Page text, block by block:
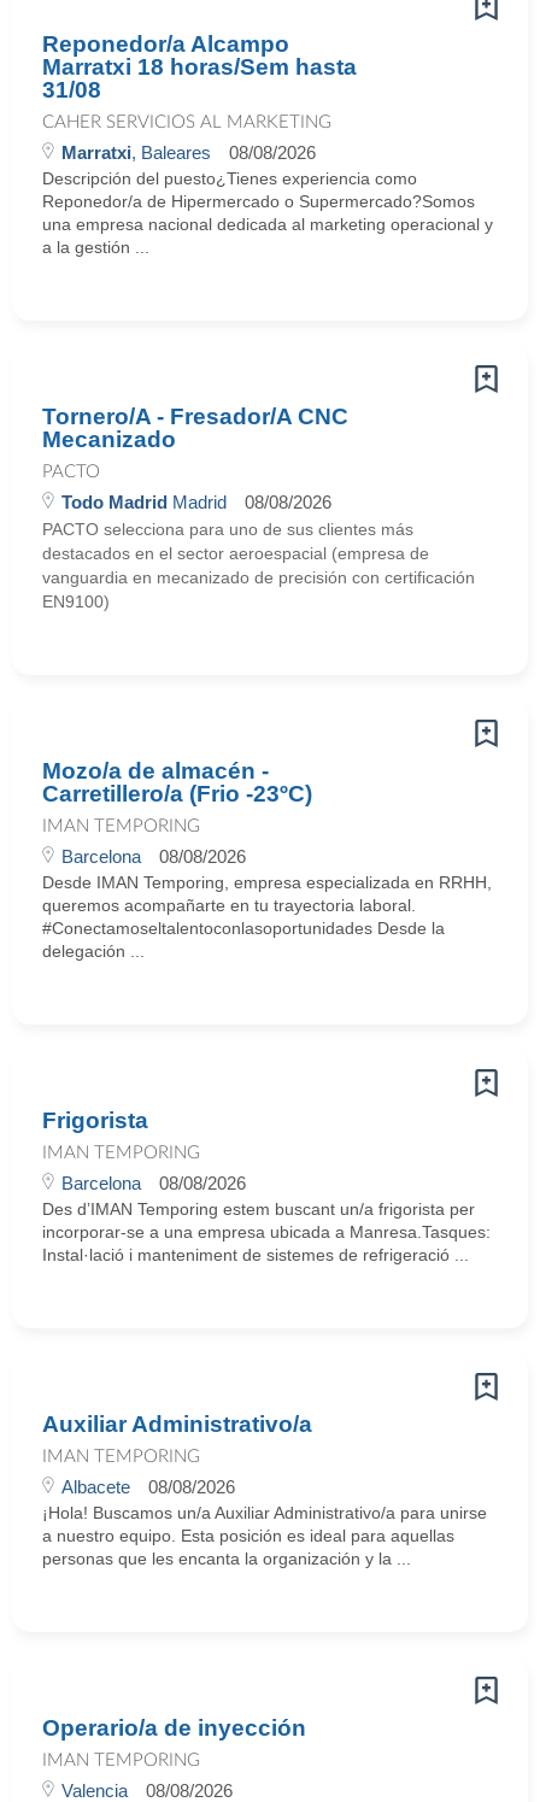
Reponedor/a Alcampo
Marratxi 18 horas/Sem hasta
31/08
CAHER SERVICIOS AL MARKETING
Marratxi, Baleares 08/08/2026
Descripción del puesto¿Tienes experiencia como
Reponedor/a de Hipermercado o Supermercado?Somos
una empresa nacional dedicada al marketing operacional y
a la gestión ...
Tornero/A - Fresador/A CNC
Mecanizado
PACTO
Todo Madrid Madrid 08/08/2026
PACTO selecciona para uno de sus clientes más
destacados en el sector aeroespacial (empresa de
vanguardia en mecanizado de precisión con certificación
EN9100)
Mozo/a de almacén -
Carretillero/a (Frio -23ºC)
IMAN TEMPORING
Barcelona 08/08/2026
Desde IMAN Temporing, empresa especializada en RRHH,
queremos acompañarte en tu trayectoria laboral.
#Conectamoseltalentoconlasoportunidades Desde la
delegación ...
Frigorista
IMAN TEMPORING
Barcelona 08/08/2026
Des d’IMAN Temporing estem buscant un/a frigorista per
incorporar-se a una empresa ubicada a Manresa.Tasques:
Instal·lació i manteniment de sistemes de refrigeració ...
Auxiliar Administrativo/a
IMAN TEMPORING
Albacete 08/08/2026
¡Hola! Buscamos un/a Auxiliar Administrativo/a para unirse
a nuestro equipo. Esta posición es ideal para aquellas
personas que les encanta la organización y la ...
Operario/a de inyección
IMAN TEMPORING
Valencia 08/08/2026